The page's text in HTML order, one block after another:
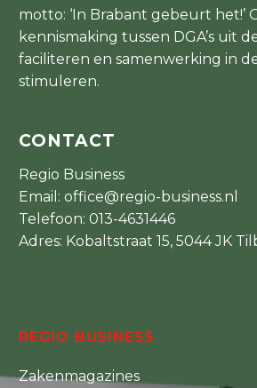
motto: ‘In Brabant gebeurt het!’
kennismaking tussen DGA’s uit
faciliteren en samenwerking in
stimuleren.
CONTACT
Regio Business
Email: office@regio-business.nl
Telefoon: 013-4631446
Adres: Kobaltstraat 15, 5044 JK
REGIO BUSINESS
Zakenmagazines